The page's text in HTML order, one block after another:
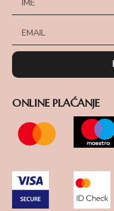
ONLINE PLAĆANJE